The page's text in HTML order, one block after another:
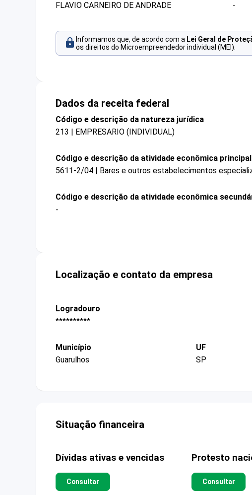
FLAVIO CARNEIRO DE ANDRADE
-
Informamos que, de acordo com a Lei Geral de
os direitos do Microempreendedor individual (MEI).
Dados da receita federal
Código e descrição da natureza jurídica
213 | EMPRESARIO (INDIVIDUAL)
Código e descrição da atividade econômica principal
5611-2/04 | Bares e outros estabelecimentos
Código e descrição da atividade econômica
-
Localização e contato da empresa
Logradouro
**********
Município
Guarulhos
UF
SP
Situação financeira
Dívidas ativas e vencidas
Consultar
Protesto
Consultar